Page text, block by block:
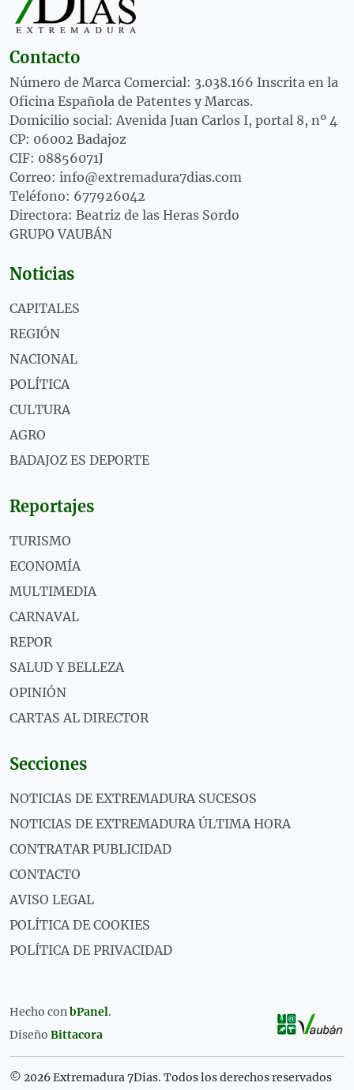
Contacto
Número de Marca Comercial: 3.038.166 Inscrita en la
Oficina Española de Patentes y Marcas.
Domicilio social: Avenida Juan Carlos I, portal 8, nº 4
CP: 06002 Badajoz
CIF: 08856071J
Correo: info@extremadura7dias.com
Teléfono: 677926042
Directora: Beatriz de las Heras Sordo
GRUPO VAUBÁN
Noticias
CAPITALES
REGIÓN
NACIONAL
POLÍTICA
CULTURA
AGRO
BADAJOZ ES DEPORTE
Reportajes
TURISMO
ECONOMÍA
MULTIMEDIA
CARNAVAL
REPOR
SALUD Y BELLEZA
OPINIÓN
CARTAS AL DIRECTOR
Secciones
NOTICIAS DE EXTREMADURA SUCESOS
NOTICIAS DE EXTREMADURA ÚLTIMA HORA
CONTRATAR PUBLICIDAD
CONTACTO
AVISO LEGAL
POLÍTICA DE COOKIES
POLÍTICA DE PRIVACIDAD
Hecho conbPanel.
Diseño Bittacora
© 2026 Extremadura 7Dias. Todos los derechos reservados